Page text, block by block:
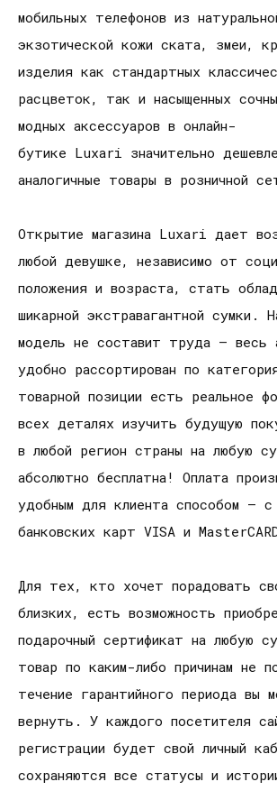
мобильных телефонов из
экзотической кожи ската, змеи,
изделия как стандартных
расцветок, так и насыщенных
модных аксессуаров в онлайн-
бутике Luxari значительно
аналогичные товары в розничной
Открытие магазина Luxari дает
любой девушке, независимо от
положения и возраста, стать
шикарной экстравагантной сумки.
модель не составит труда – весь
удобно рассортирован по
товарной позиции есть реальное
всех деталях изучить будущую
в любой регион страны на любую
абсолютно бесплатна! Оплата
удобным для клиента способом – с
банковских карт VISA и
Для тех, кто хочет порадовать
близких, есть возможность
подарочный сертификат на любую
товар по каким-либо причинам не
течение гарантийного периода вы
вернуть. У каждого посетителя
регистрации будет свой личный
сохраняются все статусы и